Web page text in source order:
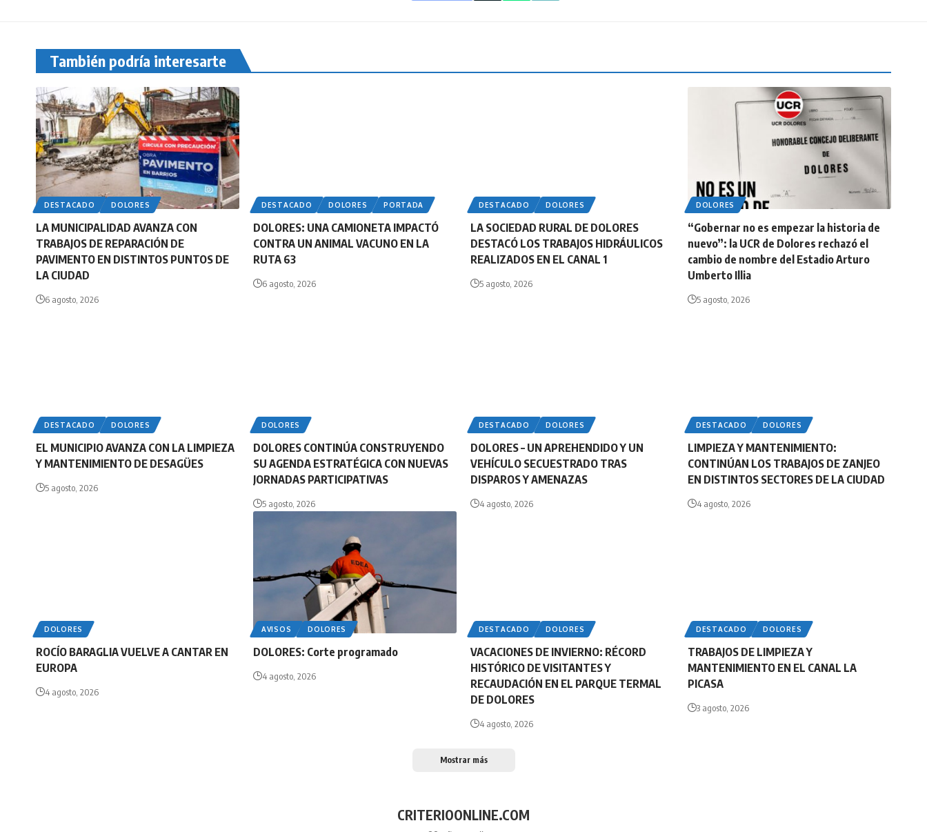
También podría interesarte
DESTACADO DOLORES
LA MUNICIPALIDAD AVANZA CON
TRABAJOS DE REPARACIÓN DE
PAVIMENTO EN DISTINTOS PUNTOS DE
LA CIUDAD
6 agosto, 2026
DESTACADO DOLORES PORTADA
DOLORES: UNA CAMIONETA IMPACTÓ
CONTRA UN ANIMAL VACUNO EN LA
RUTA 63
6 agosto, 2026
DESTACADO DOLORES
LA SOCIEDAD RURAL DE DOLORES
DESTACÓ LOS TRABAJOS HIDRÁULICOS
REALIZADOS EN EL CANAL 1
5 agosto, 2026
DOLORES
“Gobernar no es empezar la historia de
nuevo”: la UCR de Dolores rechazó el
cambio de nombre del Estadio Arturo
Umberto Illia
5 agosto, 2026
DESTACADO DOLORES
EL MUNICIPIO AVANZA CON LA LIMPIEZA
Y MANTENIMIENTO DE DESAGÜES
5 agosto, 2026
DOLORES
DOLORES CONTINÚA CONSTRUYENDO
SU AGENDA ESTRATÉGICA CON NUEVAS
JORNADAS PARTICIPATIVAS
5 agosto, 2026
DESTACADO DOLORES
DOLORES – UN APREHENDIDO Y UN
VEHÍCULO SECUESTRADO TRAS
DISPAROS Y AMENAZAS
4 agosto, 2026
DESTACADO DOLORES
LIMPIEZA Y MANTENIMIENTO:
CONTINÚAN LOS TRABAJOS DE ZANJEO
EN DISTINTOS SECTORES DE LA CIUDAD
4 agosto, 2026
DOLORES
ROCÍO BARAGLIA VUELVE A CANTAR EN
EUROPA
4 agosto, 2026
AVISOS DOLORES
DOLORES: Corte programado
4 agosto, 2026
DESTACADO DOLORES
VACACIONES DE INVIERNO: RÉCORD
HISTÓRICO DE VISITANTES Y
RECAUDACIÓN EN EL PARQUE TERMAL
DE DOLORES
4 agosto, 2026
DESTACADO DOLORES
TRABAJOS DE LIMPIEZA Y
MANTENIMIENTO EN EL CANAL LA
PICASA
3 agosto, 2026
Mostrar más
CRITERIOONLINE.COM